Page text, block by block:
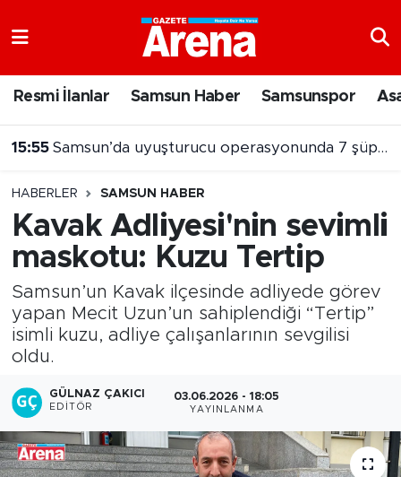
Resmi İlanlar Samsun Haber Samsunspor
15:55 Samsun’da uyuşturucu operasyonunda 7 şüpheli cezaevine gönderildi
HABERLER SAMSUN HABER
Kavak Adliyesi'nin sevimli
maskotu: Kuzu Tertip
Samsun’un Kavak ilçesinde adliyede görev
yapan Mecit Uzun’un sahiplendiği “Tertip”
isimli kuzu, adliye çalışanlarının sevgilisi
oldu.
GÜLNAZ ÇAKICI
EDITÖR
03.06.2026 - 18:05
YAYINLANMA
Samsun Namaz Vakitleri
Süper Lig Puan Durumu ve Fikstür
Tüm Manşetler
Son Dakika Haberleri
Haber Arşivi